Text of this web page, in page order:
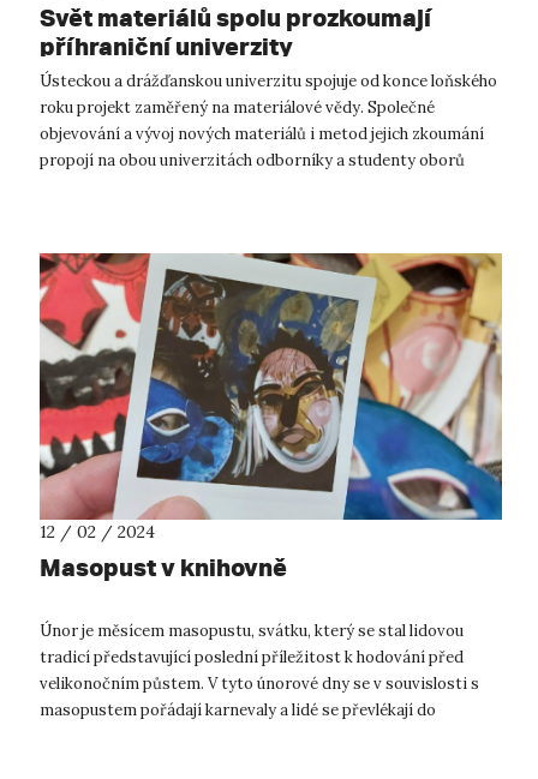
Svět materiálů spolu prozkoumají
příhraniční univerzity
Ústeckou a drážďanskou univerzitu spojuje od konce loňského
roku projekt zaměřený na materiálové vědy. Společné
objevování a vývoj nových materiálů i metod jejich zkoumání
propojí na obou univerzitách odborníky a studenty oborů
12 / 02 / 2024
Masopust v knihovně
Únor je měsícem masopustu, svátku, který se stal lidovou
tradicí představující poslední příležitost k hodování před
velikonočním půstem. V tyto únorové dny se v souvislosti s
masopustem pořádají karnevaly a lidé se převlékají do